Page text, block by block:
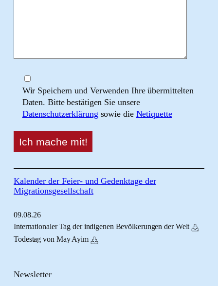
Wir Speichern und Verwenden Ihre übermittelten
Daten. Bitte bestätigen Sie unsere
Datenschutzerklärung sowie die Netiquette
Kalender der Feier- und Gedenktage der
Migrationsgesellschaft
09.08.26
Internationaler Tag der indigenen Bevölkerungen der Welt
Todestag von May Ayim
Newsletter